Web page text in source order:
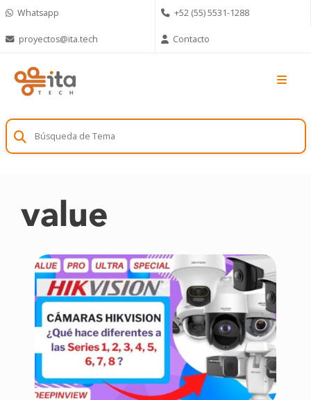
Whatsapp +52 (55) 5531-1288
proyectos@ita.tech Contacto
value